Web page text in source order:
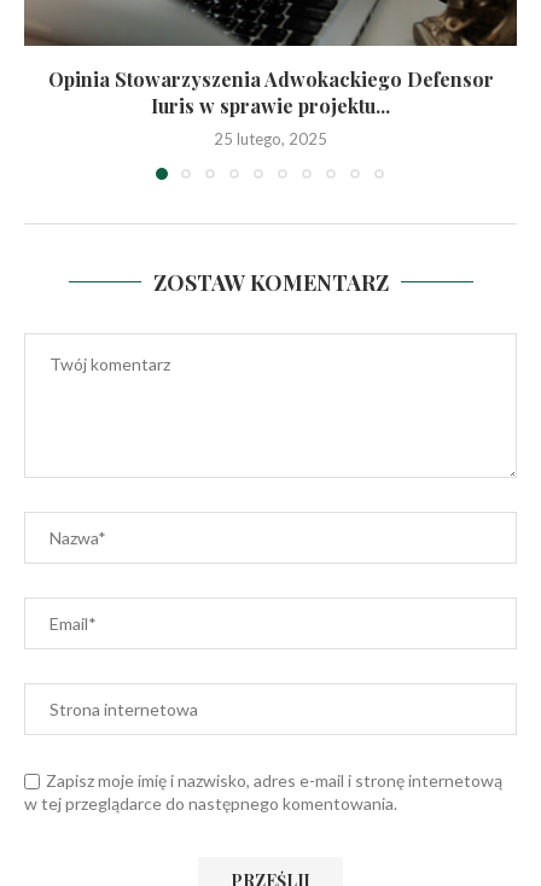
Opinia Stowarzyszenia Adwokackiego Defensor
Iuris w sprawie projektu...
25 lutego, 2025
ZOSTAW KOMENTARZ
Zapisz moje imię i nazwisko, adres e-mail i stronę internetową
w tej przeglądarce do następnego komentowania.